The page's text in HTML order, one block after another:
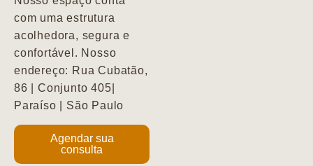
com uma estrutura
acolhedora, segura e
confortável. Nosso
endereço: Rua Cubatão,
86 | Conjunto 405|
Paraíso | São Paulo
Agendar sua
consulta